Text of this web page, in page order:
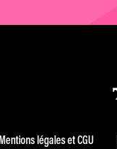
Mentions légales et CGU